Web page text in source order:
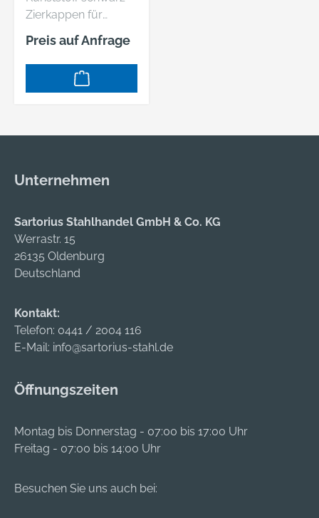
Zierkappen für
Kappenschrauben
Artikel 88981 Ø 3,9 -
Abmessung: F. 3,9
VE=S (1000 Stück )
Preis auf Anfrage
Unternehmen
Sartorius Stahlhandel GmbH & Co. KG
Werrastr. 15
26135 Oldenburg
Deutschland
Kontakt:
Telefon: 0441 / 2004 116
E-Mail: info@sartorius-stahl.de
Öffnungszeiten
Montag bis Donnerstag - 07:00 bis 17:00 Uhr
Freitag - 07:00 bis 14:00 Uhr
Besuchen Sie uns auch bei: